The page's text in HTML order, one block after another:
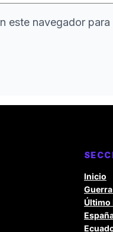
este navegador
Inicio
Último